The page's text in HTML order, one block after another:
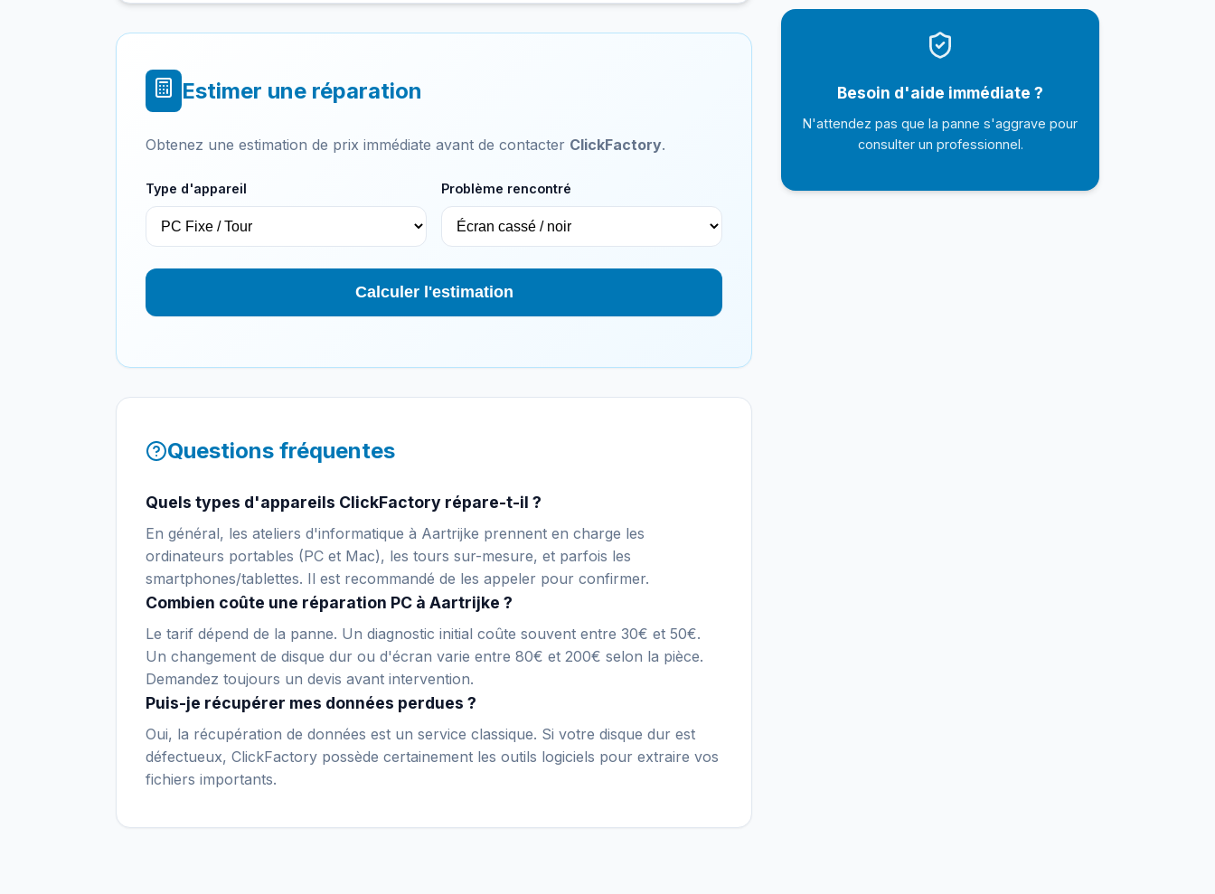
Estimer une réparation
Obtenez une estimation de prix immédiate avant de contacter ClickFactory.
Type d'appareil Problème rencontré
Calculer l'estimation
Questions fréquentes
Quels types d'appareils ClickFactory répare-t-il ?
En général, les ateliers d'informatique à Aartrijke prennent en charge les
ordinateurs portables (PC et Mac), les tours sur-mesure, et parfois les
smartphones/tablettes. Il est recommandé de les appeler pour confirmer.
Combien coûte une réparation PC à Aartrijke ?
Le tarif dépend de la panne. Un diagnostic initial coûte souvent entre 30€ et 50€.
Un changement de disque dur ou d'écran varie entre 80€ et 200€ selon la pièce.
Demandez toujours un devis avant intervention.
Puis-je récupérer mes données perdues ?
Oui, la récupération de données est un service classique. Si votre disque dur est
défectueux, ClickFactory possède certainement les outils logiciels pour extraire vos
fichiers importants.
Besoin d'aide immédiate ?
N'attendez pas que la panne s'aggrave pour
consulter un professionnel.